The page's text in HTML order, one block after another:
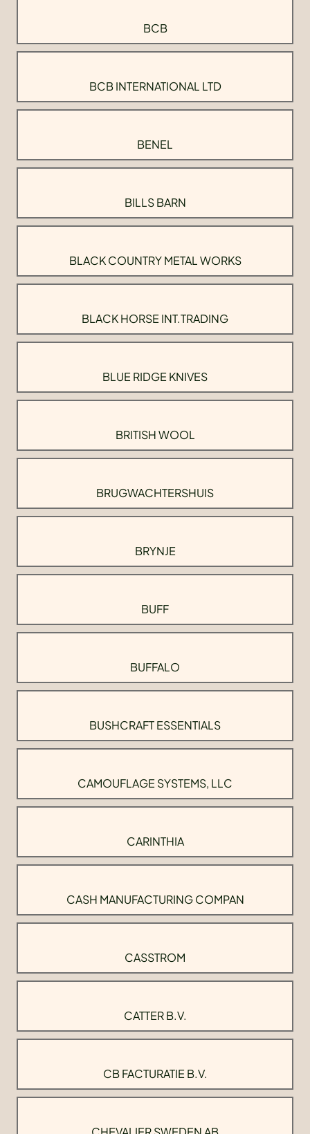
BCB
BCB INTERNATIONAL LTD
BENEL
BILLS BARN
BLACK COUNTRY METAL WORKS
BLACK HORSE INT.TRADING
BLUE RIDGE KNIVES
BRITISH WOOL
BRUGWACHTERSHUIS
BRYNJE
BUFF
BUFFALO
BUSHCRAFT ESSENTIALS
CAMOUFLAGE SYSTEMS, LLC
CARINTHIA
CASH MANUFACTURING COMPAN
CASSTROM
CATTER B.V.
CB FACTURATIE B.V.